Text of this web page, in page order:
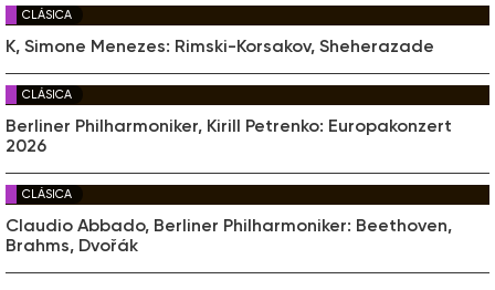
CLÁSICA
K, Simone Menezes: Rimski-Korsakov, Sheherazade
CLÁSICA
Berliner Philharmoniker, Kirill Petrenko: Europakonzert
2026
CLÁSICA
Claudio Abbado, Berliner Philharmoniker: Beethoven,
Brahms, Dvořák